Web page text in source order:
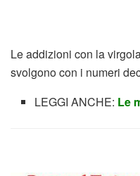
Le addizioni con la
svolgono con i numeri
LEGGI ANCHE: Le